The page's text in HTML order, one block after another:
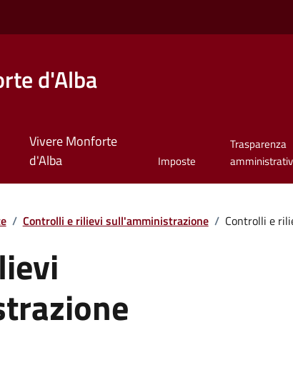
d'Alba
Vivere Monforte
d'Alba
Imposte
Trasparenza
/ Controlli e rilievi sull'amministrazione / Controlli e